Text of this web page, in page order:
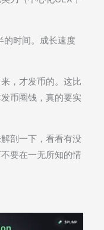
的时间。成长速度
，才发币的。这比
币圈钱，真的要实
剖一下，看看有没
要在一无所知的情